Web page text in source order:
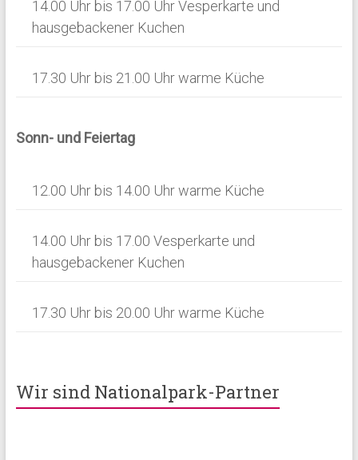
14.00 Uhr bis 17.00 Uhr Vesperkarte und
hausgebackener Kuchen
17.30 Uhr bis 21.00 Uhr warme Küche
Sonn- und Feiertag
12.00 Uhr bis 14.00 Uhr warme Küche
14.00 Uhr bis 17.00 Vesperkarte und
hausgebackener Kuchen
17.30 Uhr bis 20.00 Uhr warme Küche
Wir sind Nationalpark-Partner